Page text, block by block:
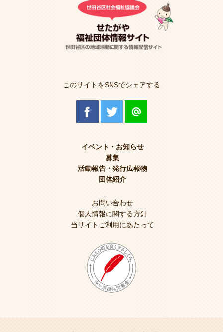
このサイトをSNSでシェアする
イベント・お知らせ
募集
活動報告・発行広報物
団体紹介
お問い合わせ
個人情報に関する方針
当サイトご利用にあたって